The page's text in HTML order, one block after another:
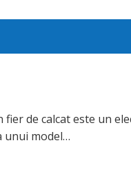
fier de calcat este un
unui model…